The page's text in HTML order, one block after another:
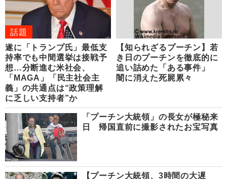
話題
遂に「トランプ氏」最低支
持率でも中間選挙は接戦予
想…分断進む米社会、
「MAGA」「民主社会主
義」の共通点は“政策理解
に乏しい支持者”か
【知られざるプーチン】若
き日のプーチンを徹底的に
追い詰めた「ある事件」
闇に消えた死屍累々
「プーチン大統領」の長女が極秘来
日 帰国直前に撮影されたお宝写真
【プーチン大統領、3時間の大遅